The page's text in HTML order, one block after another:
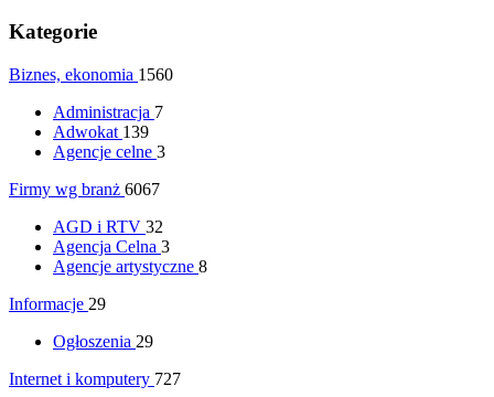
Kategorie
Biznes, ekonomia 1560
Administracja 7
Adwokat 139
Agencje celne 3
Firmy wg branż 6067
AGD i RTV 32
Agencja Celna 3
Agencje artystyczne 8
Informacje 29
Ogłoszenia 29
Internet i komputery 727